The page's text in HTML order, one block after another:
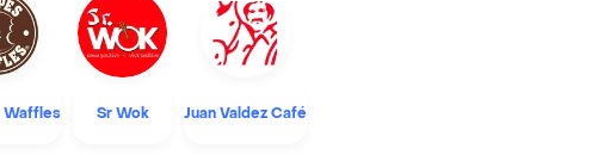
Waffles Sr Wok Juan Valdez Café